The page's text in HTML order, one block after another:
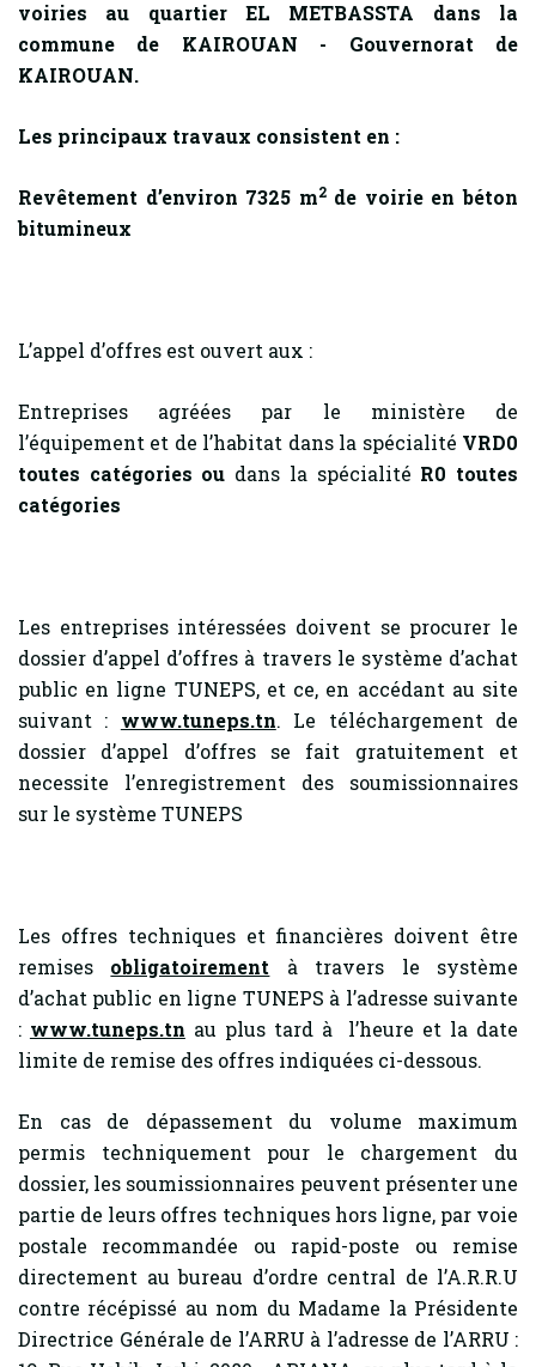
voiries au quartier EL METBASSTA dans la
commune de KAIROUAN - Gouvernorat de
KAIROUAN.
Les principaux travaux consistent en :
Revêtement d’environ 7325 m2de voirie en béton
bitumineux
L’appel d’offres est ouvert aux :
Entreprises agréées par le ministère de
l’équipement et de l’habitat dans la spécialité VRD0
toutes catégories ou dans la spécialité R0 toutes
catégories
Les entreprises intéressées doivent se procurer le
dossier d’appel d’offres à travers le système d’achat
public en ligne TUNEPS, et ce, en accédant au site
suivant : www.tuneps.tn. Le téléchargement de
dossier d’appel d’offres se fait gratuitement et
necessite l’enregistrement des soumissionnaires
sur le système TUNEPS
Les offres techniques et financières doivent être
remises obligatoirement à travers le système
d’achat public en ligne TUNEPS à l’adresse suivante
: www.tuneps.tn au plus tard à l’heure et la date
limite de remise des offres indiquées ci-dessous.
En cas de dépassement du volume maximum
permis techniquement pour le chargement du
dossier, les soumissionnaires peuvent présenter une
partie de leurs offres techniques hors ligne, par voie
postale recommandée ou rapid-poste ou remise
directement au bureau d’ordre central de l’A.R.R.U
contre récépissé au nom du Madame la Présidente
Directrice Générale de l’ARRU à l’adresse de l’ARRU :